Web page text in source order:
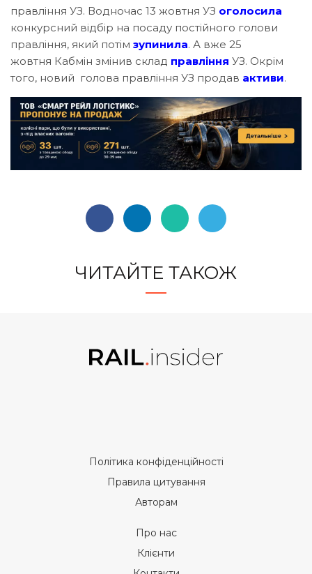
правління УЗ. Водночас 13 жовтня УЗ оголосила
конкурсний відбір на посаду постійного голови
правління, який потім зупинила. А вже 25
жовтня Кабмін змінив склад правління УЗ. Окрім
того, новий голова правління УЗ продав активи.
ЧИТАЙТЕ ТАКОЖ
Політика конфіденційності
Правила цитування
Авторам
Про нас
Клієнти